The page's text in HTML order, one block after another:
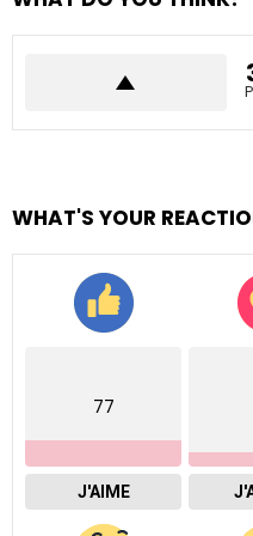
WHAT'S YOUR
77
J'AIME